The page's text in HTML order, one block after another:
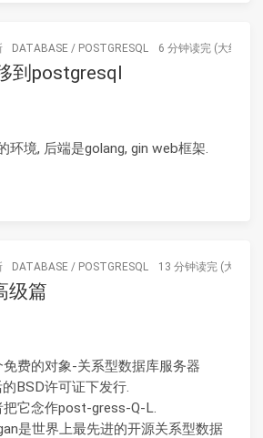
DATABASE / POSTGRESQL 6 分钟读完 (大约911
到postgresql
环境, 后端是golang, gin web框架.
DATABASE / POSTGRESQL 13 分钟读完 (大约
级篇
费的对象-关系型数据库服务器
BSD许可证下发行.
把它念作post-gress-Q-L.
是世界上最先进的开源关系型数据